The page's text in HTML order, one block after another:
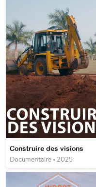
Construire des visions
Documentaire • 2025